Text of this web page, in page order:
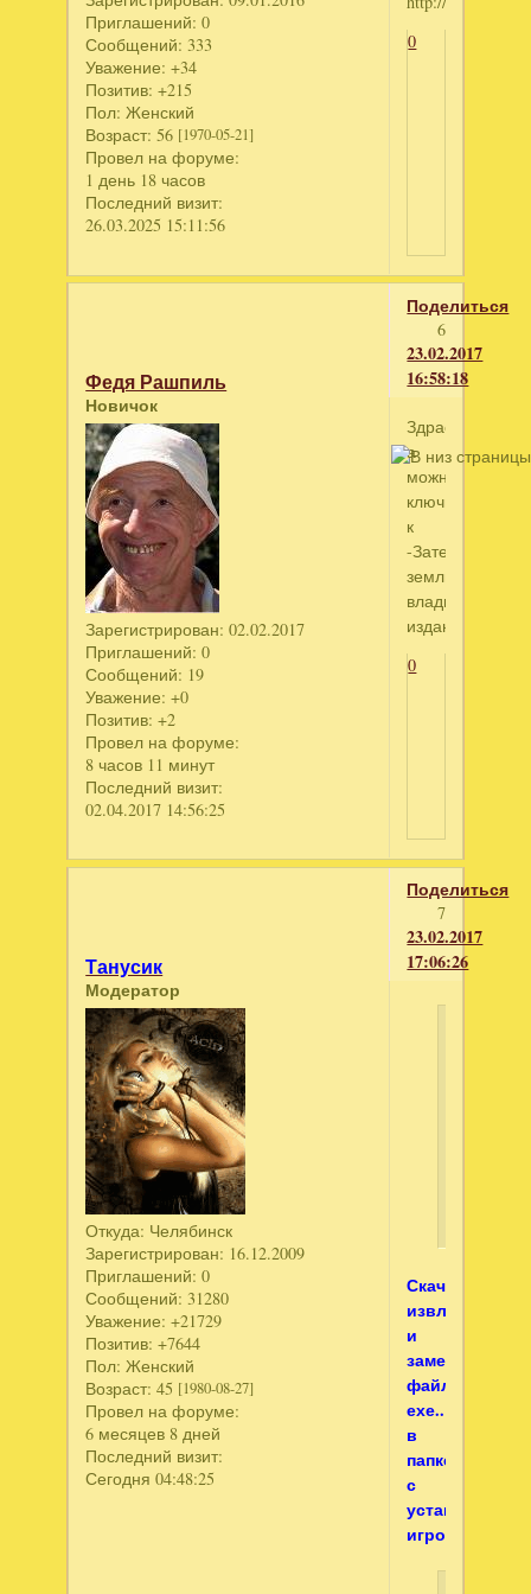
Приглашений: 0
Сообщений: 333
Уважение: +34
Позитив: +215
Пол: Женский
Возраст: 56 [1970-05-21]
Провел на форуме:
1 день 18 часов
Последний визит:
26.03.2025 15:11:56
0
Поделиться
6
23.02.2017
16:58:18
Федя Рашпиль
Новичок
Зарегистрирован: 02.02.2017
Приглашений: 0
Сообщений: 19
Уважение: +0
Позитив: +2
Провел на форуме:
8 часов 11 минут
Последний визит:
02.04.2017 14:56:25
Здрасте
а
можно
ключик
к
-Затерянные
земли.Темный
владыка.кол
издание
0
Поделиться
7
23.02.2017
17:06:26
Танусик
Модератор
Откуда: Челябинск
Зарегистрирован: 16.12.2009
Приглашений: 0
Сообщений: 31280
Уважение: +21729
Позитив: +7644
Пол: Женский
Возраст: 45 [1980-08-27]
Провел на форуме:
6 месяцев 8 дней
Последний визит:
Сегодня 04:48:25
Скачай,
извлеки
и
замени
файл
ехе..
в
папке
с
игрой.